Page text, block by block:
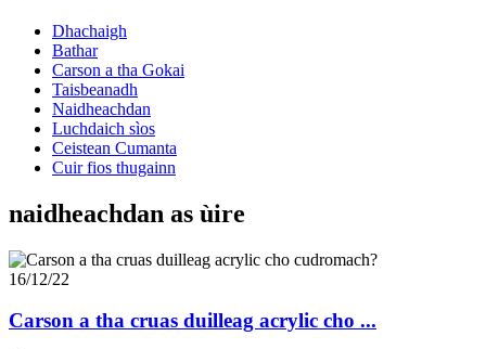
Dhachaigh
Bathar
Carson a tha Gokai
Taisbeanadh
Naidheachdan
Luchdaich sìos
Ceistean Cumanta
Cuir fios thugainn
naidheachdan as ùire
16/12/22
Carson a tha cruas duilleag acrylic cho ...